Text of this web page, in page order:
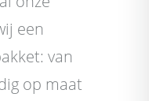
een
van
op maat